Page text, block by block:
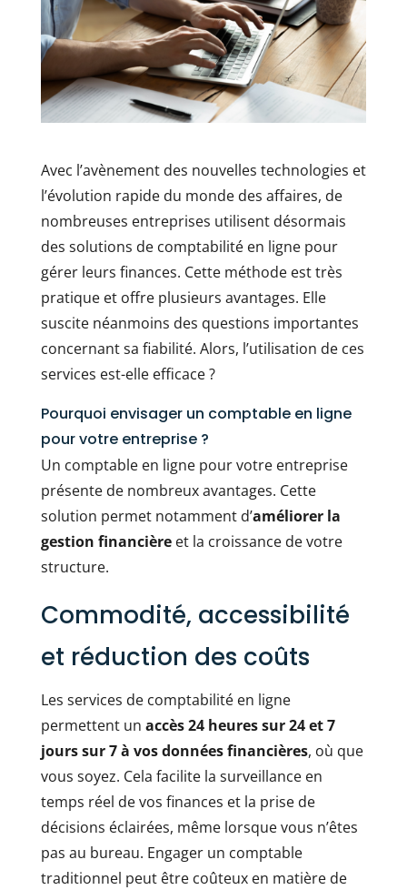
Avec l’avènement des nouvelles technologies et
l’évolution rapide du monde des affaires, de
nombreuses entreprises utilisent désormais
des solutions de comptabilité en ligne pour
gérer leurs finances. Cette méthode est très
pratique et offre plusieurs avantages. Elle
suscite néanmoins des questions importantes
concernant sa fiabilité. Alors, l’utilisation de ces
services est-elle efficace ?
Pourquoi envisager un comptable en ligne
pour votre entreprise ?
Un comptable en ligne pour votre entreprise
présente de nombreux avantages. Cette
solution permet notamment d’améliorer la
gestion financièreet la croissance de votre
structure.
Commodité, accessibilité
et réduction des coûts
Les services de comptabilité en ligne
permettent un accès 24 heures sur 24 et 7
jours sur 7 à vos données financières, où que
vous soyez. Cela facilite la surveillance en
temps réel de vos finances et la prise de
décisions éclairées, même lorsque vous n’êtes
pas au bureau. Engager un comptable
traditionnel peut être coûteux en matière de